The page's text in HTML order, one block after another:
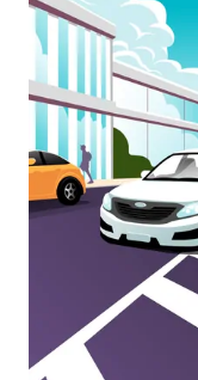
下
箭
鍵，
即
可
用
擇